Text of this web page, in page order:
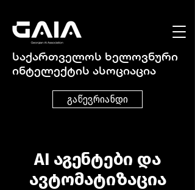
საქართველოს ხელოვნური
ინტელექტის ასოციაცია
გაწევრიანდი
AI აგენტები და
ავტომატიზაცია